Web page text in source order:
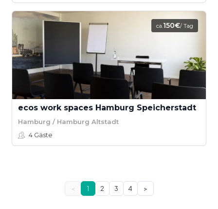
ca.150€/ Tag
ecos work spaces Hamburg Speicherstadt
Hamburg / Hamburg Altstadt
4 Gäste
< 1 2 3 4 >